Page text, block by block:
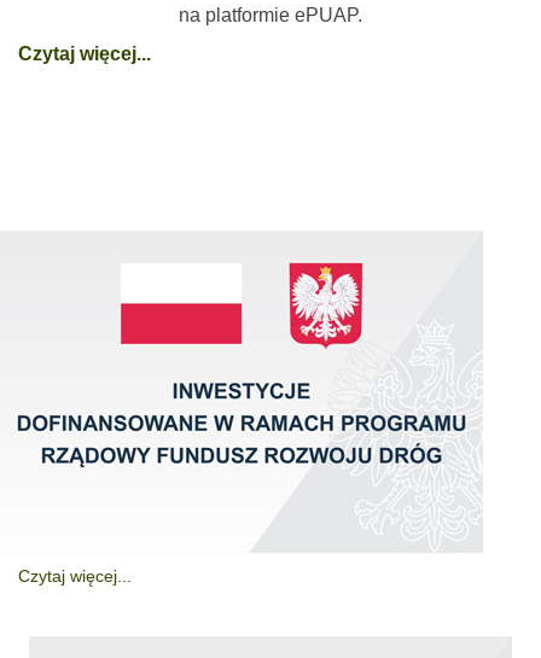
na platformie ePUAP.
Czytaj więcej...
Czytaj więcej...